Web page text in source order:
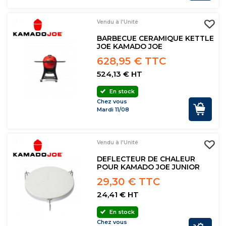
Vendu à l'Unité
BARBECUE CERAMIQUE KETTLE
JOE KAMADO JOE
628,95 € TTC
524,13 € HT
En stock
Chez vous
Mardi 11/08
Vendu à l'Unité
DEFLECTEUR DE CHALEUR
POUR KAMADO JOE JUNIOR
29,30 € TTC
24,41 € HT
En stock
Chez vous